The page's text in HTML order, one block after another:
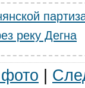
реку Дегна